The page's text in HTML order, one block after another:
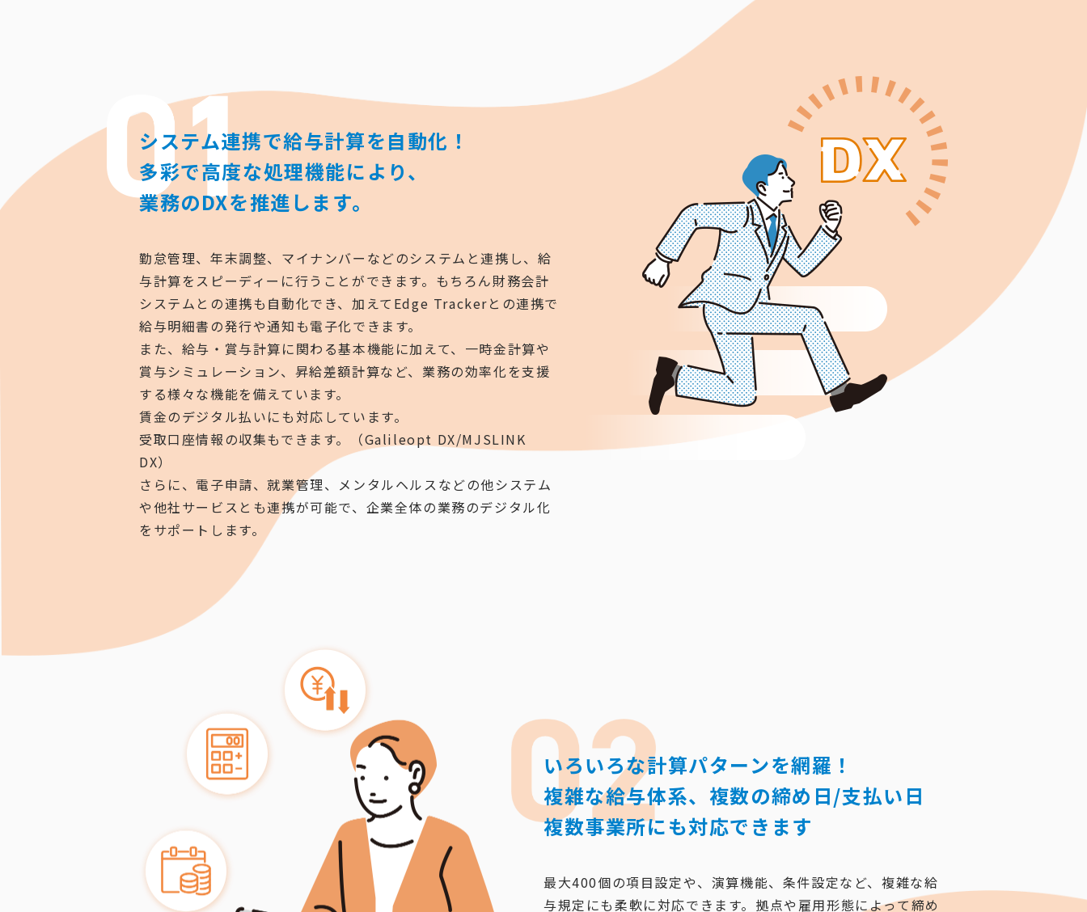
システム連携で給与計算を自動化！
多彩で高度な処理機能により、
業務のDXを推進します。
勤怠管理、年末調整、マイナンバーなどのシステムと連携し、給
与計算をスピーディーに行うことができます。もちろん財務会計
システムとの連携も自動化でき、加えてEdge Trackerとの連携で
給与明細書の発行や通知も電子化できます。
また、給与・賞与計算に関わる基本機能に加えて、一時金計算や
賞与シミュレーション、昇給差額計算など、業務の効率化を支援
する様々な機能を備えています。
賃金のデジタル払いにも対応しています。
受取口座情報の収集もできます。（Galileopt DX/MJSLINK
DX）
さらに、電子申請、就業管理、メンタルヘルスなどの他システム
や他社サービスとも連携が可能で、企業全体の業務のデジタル化
をサポートします。
いろいろな計算パターンを網羅！
複雑な給与体系、複数の締め日/支払い日
複数事業所にも対応できます
最大400個の項目設定や、演算機能、条件設定など、複雑な給
与規定にも柔軟に対応できます。拠点や雇用形態によって締め